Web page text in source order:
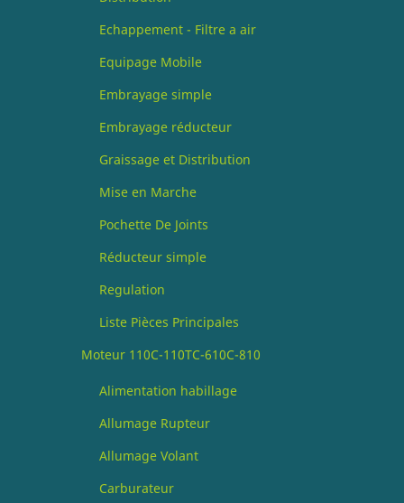
Echappement - Filtre a air
Equipage Mobile
Embrayage simple
Embrayage réducteur
Graissage et Distribution
Mise en Marche
Pochette De Joints
Réducteur simple
Regulation
Liste Pièces Principales
Moteur 110C-110TC-610C-810
Alimentation habillage
Allumage Rupteur
Allumage Volant
Carburateur